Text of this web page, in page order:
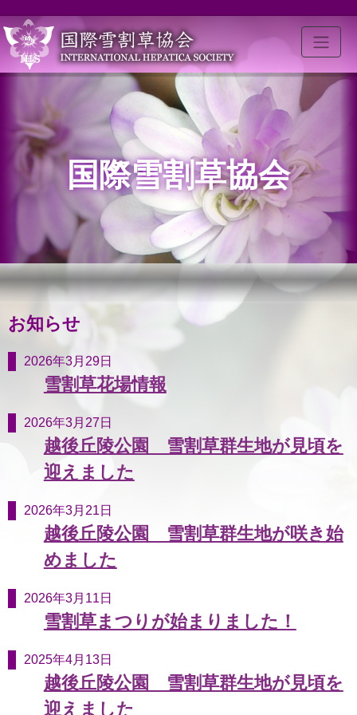
国際雪割草協会
お知らせ
2026年3月29日
雪割草花場情報
2026年3月27日
越後丘陵公園 雪割草群生地が見頃を
迎えました
2026年3月21日
越後丘陵公園 雪割草群生地が咲き始
めました
2026年3月11日
雪割草まつりが始まりました！
2025年4月13日
越後丘陵公園 雪割草群生地が見頃を
迎えました